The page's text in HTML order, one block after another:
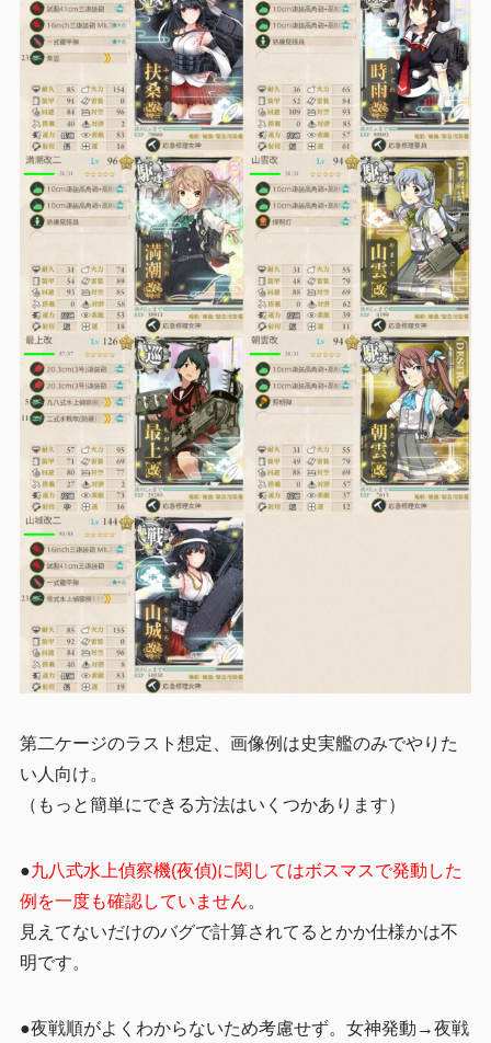
第二ケージのラスト想定、画像例は史実艦のみでやりた
い人向け。
（もっと簡単にできる方法はいくつかあります）
●九八式水上偵察機(夜偵)に関してはボスマスで発動した
例を一度も確認していません。
見えてないだけのバグで計算されてるとかか仕様かは不
明です。
●夜戦順がよくわからないため考慮せず。女神発動→夜戦